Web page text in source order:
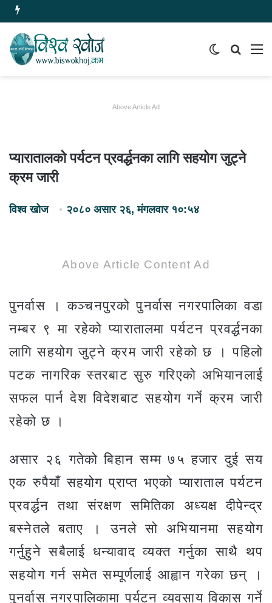
समाचार
Switch
Above Article Ad
प्यारातालको पर्यटन प्रवर्द्धनका लागि सहयोग जुट्ने
क्रम जारी
विश्व खोज २०८० असार २६, मंगलवार १०:५४
Above Article Content Ad
पुनर्वास । कञ्चनपुरको पुनर्वास नगरपालिका वडा
नम्बर ९ मा रहेको प्यारातालमा पर्यटन प्रवर्द्धनका
लागि सहयोग जुट्ने क्रम जारी रहेको छ । पहिलो
पटक नागरिक स्तरबाट सुरु गरिएको अभियानलाई
सफल पार्न देश विदेशबाट सहयोग गर्ने क्रम जारी
रहेको छ ।
असार २६ गतेको बिहान सम्म ७५ हजार दुई सय
एक रुपैयाँ सहयोग प्राप्त भएको प्याराताल पर्यटन
प्रवर्द्धन तथा संरक्षण समितिका अध्यक्ष दीपेन्द्र
बस्नेतले बताए । उनले सो अभियानमा सहयोग
गर्नुहुने सबैलाई धन्यावाद व्यक्त गर्नुका साथै थप
सहयोग गर्न समेत सम्पूर्णलाई आह्वान गरेका छन् ।
पुनर्वास नगरपालिकामा पर्यटन व्यवसाय विकास गर्ने